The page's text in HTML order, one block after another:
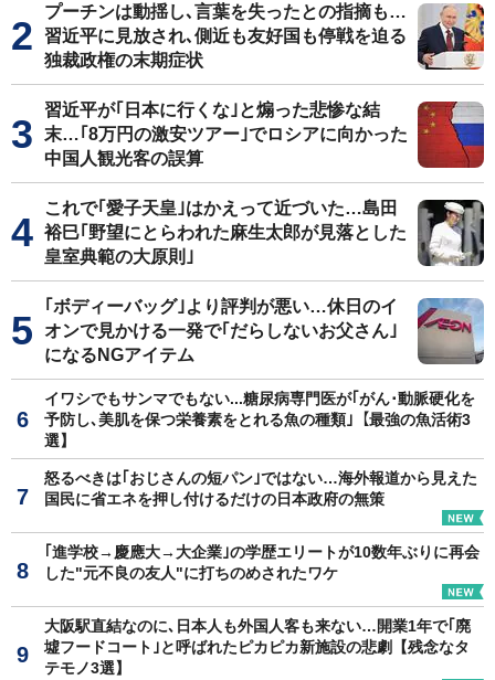
プーチンは動揺し､言葉を失ったとの指摘も…
習近平に見放され､側近も友好国も停戦を迫る
独裁政権の末期症状
習近平が｢日本に行くな｣と煽った悲惨な結
末…｢8万円の激安ツアー｣でロシアに向かった
中国人観光客の誤算
これで｢愛子天皇｣はかえって近づいた…島田
裕巳｢野望にとらわれた麻生太郎が見落とした
皇室典範の大原則｣
｢ボディーバッグ｣より評判が悪い…休日のイ
オンで見かける一発で｢だらしないお父さん｣
になるNGアイテム
イワシでもサンマでもない...糖尿病専門医が｢がん･動脈硬化を
予防し､美肌を保つ栄養素をとれる魚の種類｣【最強の魚活術3
選】
怒るべきは｢おじさんの短パン｣ではない…海外報道から見えた
国民に省エネを押し付けるだけの日本政府の無策
｢進学校→慶應大→大企業｣の学歴エリートが10数年ぶりに再会
した"元不良の友人"に打ちのめされたワケ
大阪駅直結なのに､日本人も外国人客も来ない…開業1年で｢廃
墟フードコート｣と呼ばれたピカピカ新施設の悲劇【残念なタ
テモノ3選】